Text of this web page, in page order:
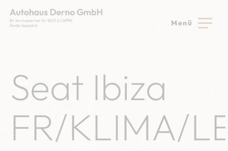
Menü
Seat Ibiza
FR/KLIMA/